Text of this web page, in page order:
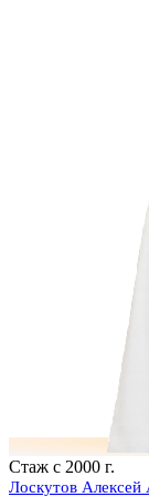
Стаж с 2000 г.
Лоскутов Алексей